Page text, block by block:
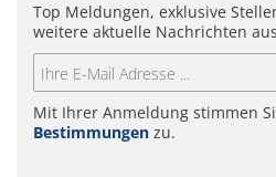
Top Meldungen, exklusive
weitere aktuelle Nachrichten
Mit Ihrer Anmeldung stimmen
Bestimmungen zu.